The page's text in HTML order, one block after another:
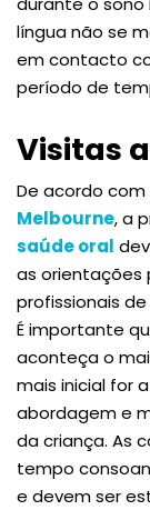
língua não se
em contacto
período de
Visitas
De acordo com
Melbourne, a
saúde oral
as orientações
profissionais
É importante
aconteça o
mais inicial for
abordagem e
da criança. As
tempo
e devem ser